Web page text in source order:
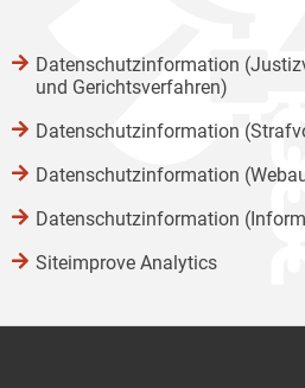
Datenschutzinformation
und Gerichtsverfahren)
Datenschutzinformation
Datenschutzinformation
Datenschutzinformation
Siteimprove Analytics